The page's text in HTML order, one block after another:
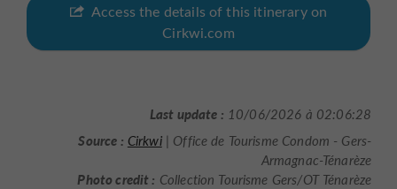
Access the details of this itinerary on
Cirkwi.com
Last update : 10/06/2026 à 02:06:28
Source : Cirkwi| Office de Tourisme Condom - Gers-
Armagnac-Ténarèze
Photo credit : Collection Tourisme Gers/OT Ténarèze